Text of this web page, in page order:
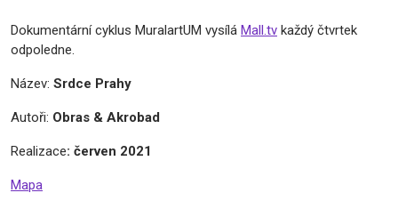
Dokumentární cyklus MuralartUM vysílá Mall.tv každý čtvrtek
odpoledne.
Název: Srdce Prahy
Autoři: Obras & Akrobad
Realizace: červen 2021
Mapa